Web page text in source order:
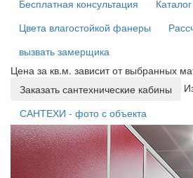
Бесплатная консультация
Цвета влагостойкой фанеры
вызвать замерщика
Цена за кв.м. зависит от выбранных
Заказать сантехнические кабины
САНТЕХИ - фото с объекта